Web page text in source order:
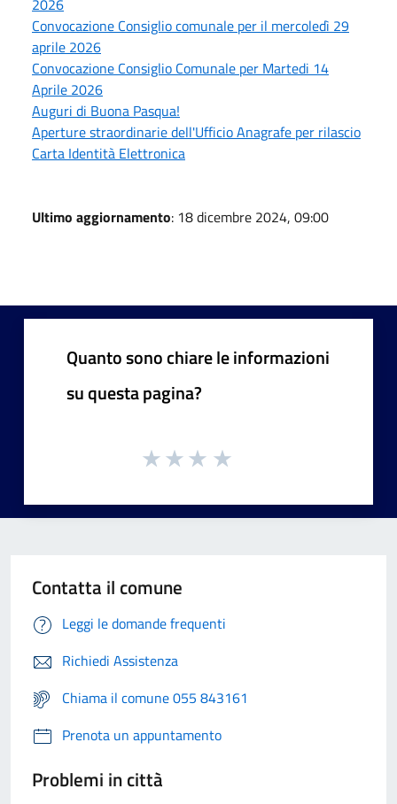
Convocazione Consiglio comunale per il mercoledì 29
aprile 2026
Convocazione Consiglio Comunale per Martedi 14
Aprile 2026
Auguri di Buona Pasqua!
Aperture straordinarie dell'Ufficio Anagrafe per rilascio
Carta Identità Elettronica
Ultimo aggiornamento: 18 dicembre 2024, 09:00
Quanto sono chiare le informazioni
su questa pagina?
Contatta il comune
Leggi le domande frequenti
Richiedi Assistenza
Chiama il comune 055 843161
Prenota un appuntamento
Problemi in città